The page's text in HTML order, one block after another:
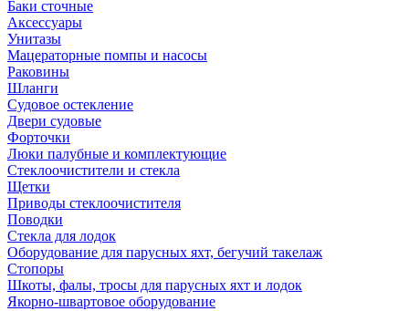
Баки сточные
Аксессуары
Унитазы
Мацераторные помпы и насосы
Раковины
Шланги
Судовое остекление
Двери судовые
Форточки
Люки палубные и комплектующие
Стеклоочистители и стекла
Щетки
Приводы стеклоочистителя
Поводки
Стекла для лодок
Оборудование для парусных яхт, бегучий такелаж
Стопоры
Шкоты, фалы, тросы для парусных яхт и лодок
Якорно-швартовое оборудование